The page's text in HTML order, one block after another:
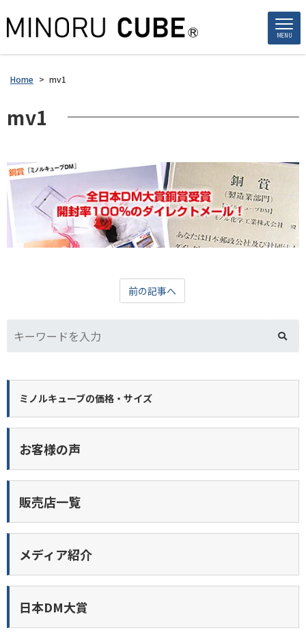
MENU
Home > mv1
mv1
前の記事へ
ミノルキューブの価格・サイズ
お客様の声
販売店一覧
メディア紹介
日本DM大賞